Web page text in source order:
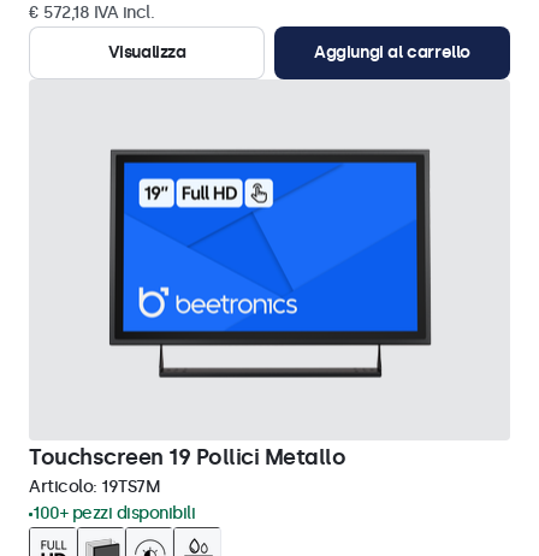
€ 572,18 IVA incl.
Visualizza
Aggiungi al carrello
Touchscreen 19 Pollici Metallo
Articolo: 19TS7M
100+ pezzi disponibili